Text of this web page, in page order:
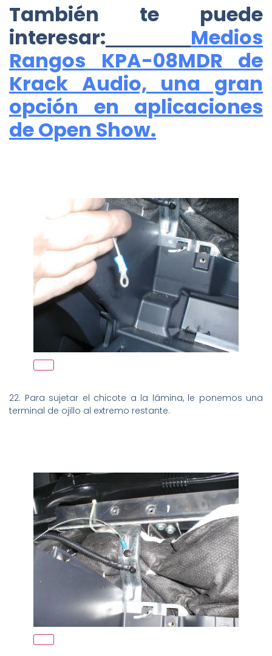
También te puede
interesar:
Medios
Rangos KPA-08MDR de
Krack Audio, una gran
opción en aplicaciones
de Open Show.
22. Para sujetar el chicote a la lámina, le ponemos una
terminal de ojillo al extremo restante.